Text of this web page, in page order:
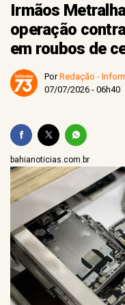
Irmãos
operação
em roubos de
PorRedação -
07/07/2026 - 06h40
bahianoticias.com.br